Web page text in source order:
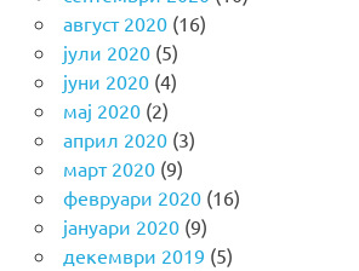
август 2020(16)
јули 2020(5)
јуни 2020(4)
мај 2020(2)
април 2020(3)
март 2020(9)
февруари 2020(16)
јануари 2020(9)
декември 2019 (5)